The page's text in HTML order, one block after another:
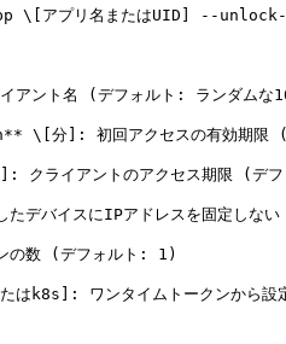
\[アプリ名またはUID] --
ント名 (デフォルト: ランダムな
]: 初回アクセスの有効期限 (
イアントのアクセス期限 (デフ
バイスにIPアドレスを固定しない
数 (デフォルト: 1)
ワンタイムトークンから設定